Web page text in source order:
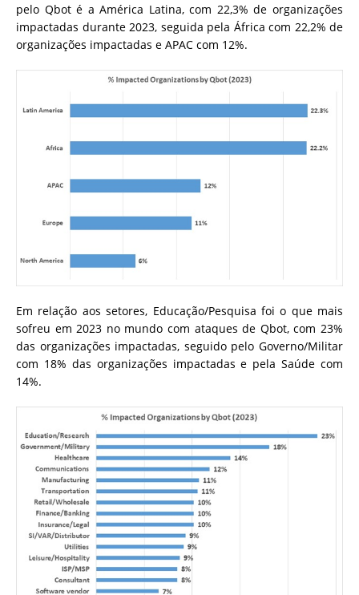
pelo Qbot é a América Latina, com 22,3% de organizações
impactadas durante 2023, seguida pela África com 22,2% de
organizações impactadas e APAC com 12%.
Em relação aos setores, Educação/Pesquisa foi o que mais
sofreu em 2023 no mundo com ataques de Qbot, com 23%
das organizações impactadas, seguido pelo Governo/Militar
com 18% das organizações impactadas e pela Saúde com
14%.